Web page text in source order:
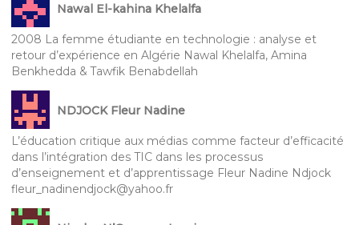
Nawal El-kahina Khelalfa
2008 La femme étudiante en technologie : analyse et
retour d’expérience en Algérie Nawal Khelalfa, Amina
Benkhedda & Tawfik Benabdellah
NDJOCK Fleur Nadine
L’éducation critique aux médias comme facteur d’efficacité
dans l’intégration des TIC dans les processus
d’enseignement et d’apprentissage Fleur Nadine Ndjock
fleur_nadinendjock@yahoo.fr